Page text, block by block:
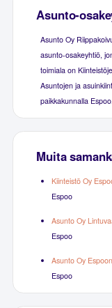
Asunto-
Asunto Oy
asunto-osakeyhtiö,
toimiala on
Asuntojen ja
paikkakunnalla Espoo.
Muita
Kiinteistö Oy
Espoo
Asunto Oy
Espoo
Asunto Oy
Espoo